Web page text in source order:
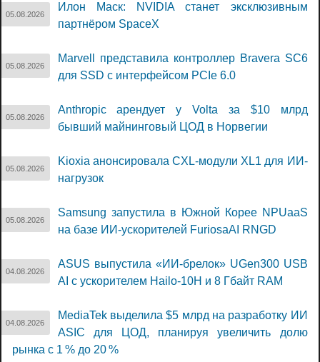
05.08.2026
Илон Маск: NVIDIA станет эксклюзивным
партнёром SpaceX
05.08.2026
Marvell представила контроллер Bravera SC6
для SSD с интерфейсом PCIe 6.0
05.08.2026
Anthropic арендует у Volta за $10 млрд
бывший майнинговый ЦОД в Норвегии
05.08.2026
Kioxia анонсировала CXL-модули XL1 для ИИ-
нагрузок
05.08.2026
Samsung запустила в Южной Корее NPUaaS
на базе ИИ-ускорителей FuriosaAI RNGD
04.08.2026
ASUS выпустила «ИИ-брелок» UGen300 USB
AI с ускорителем Hailo-10H и 8 Гбайт RAM
04.08.2026
MediaTek выделила $5 млрд на разработку ИИ
ASIC для ЦОД, планируя увеличить долю
рынка с 1 % до 20 %